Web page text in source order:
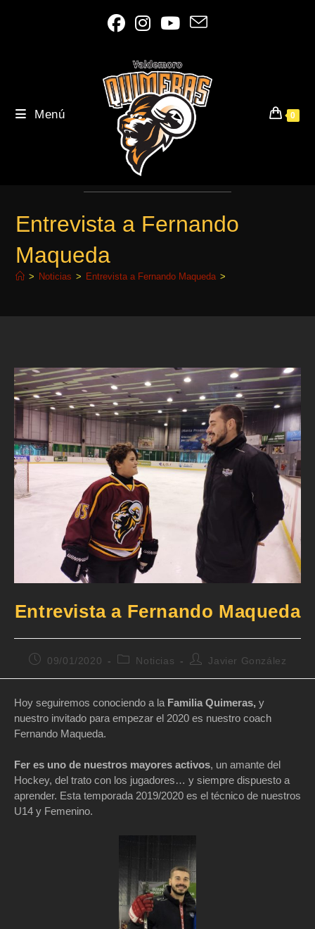
Menú 0
Entrevista a Fernando
Maqueda
> Noticias > Entrevista a Fernando Maqueda >
Entrevista a Fernando Maqueda
Publicación
entrada:
09/01/2020
Categoría
entrada:
Noticias
Autor
entrada:
Javier González
Hoy seguiremos conociendo a la Familia Quimeras, y
nuestro invitado para empezar el 2020 es nuestro coach
Fernando Maqueda.
Fer es uno de nuestros mayores activos, un amante del
Hockey, del trato con los jugadores… y siempre dispuesto a
aprender. Esta temporada 2019/2020 es el técnico de nuestros
U14 y Femenino.